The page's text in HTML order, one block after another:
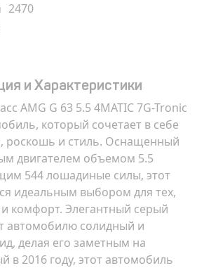
2470
и Характеристики
AMG G 63 5.5 4MATIC 7G-Tronic
который сочетает в себе
роскошь и стиль. Оснащенный
двигателем объемом 5.5
544 лошадиные силы, этот
идеальным выбором для тех,
и комфорт. Элегантный серый
автомобилю солидный и
делая его заметным на
в 2016 году, этот автомобиль